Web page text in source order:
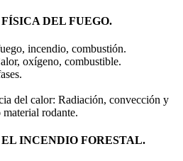
DEL FUEGO.
incendio, combustión.
oxígeno, combustible.
del calor: Radiación, convección y
rodante.
INCENDIO FORESTAL.